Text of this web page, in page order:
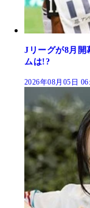
Jリーグが8月開
ムは!?
2026年08月05日